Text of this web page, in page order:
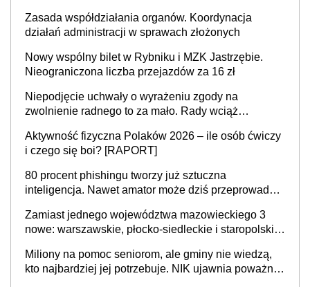
Zasada współdziałania organów. Koordynacja
działań administracji w sprawach złożonych
Nowy wspólny bilet w Rybniku i MZK Jastrzębie.
Nieograniczona liczba przejazdów za 16 zł
Niepodjęcie uchwały o wyrażeniu zgody na
zwolnienie radnego to za mało. Rady wciąż
sprawy
Aktywność fizyczna Polaków 2026 – ile osób ćwiczy
i czego się boi? [RAPORT]
80 procent phishingu tworzy już sztuczna
inteligencja. Nawet amator może dziś przeprowadzić
Zamiast jednego województwa mazowieckiego 3
nowe: warszawskie, płocko-siedleckie i staropolskie.
stołecznych
Miliony na pomoc seniorom, ale gminy nie wiedzą,
kto najbardziej jej potrzebuje. NIK ujawnia poważną